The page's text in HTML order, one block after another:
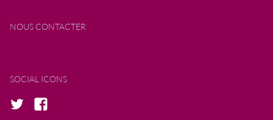
NOUS CONTACTER
SOCIAL ICONS